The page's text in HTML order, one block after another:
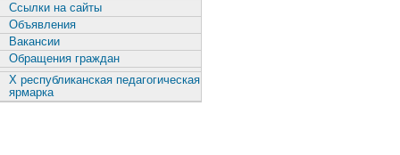
Ссылки на сайты
Объявления
Вакансии
Обращения граждан
X республиканская педагогическая
ярмарка